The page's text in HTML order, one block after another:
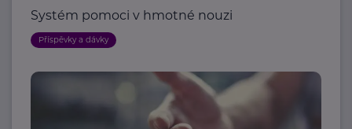
Systém pomoci v hmotné nouzi
Příspěvky a dávky